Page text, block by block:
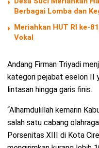
Berbagai Lomba dan
Meriahkan HUT RI ke-
Vokal
Andang Firman Triyadi
kategori pejabat eselon II
lintasan hingga garis finis.
“Alhamdulillah kemarin
salah satu cabang
Porsenitas XIII di Kota